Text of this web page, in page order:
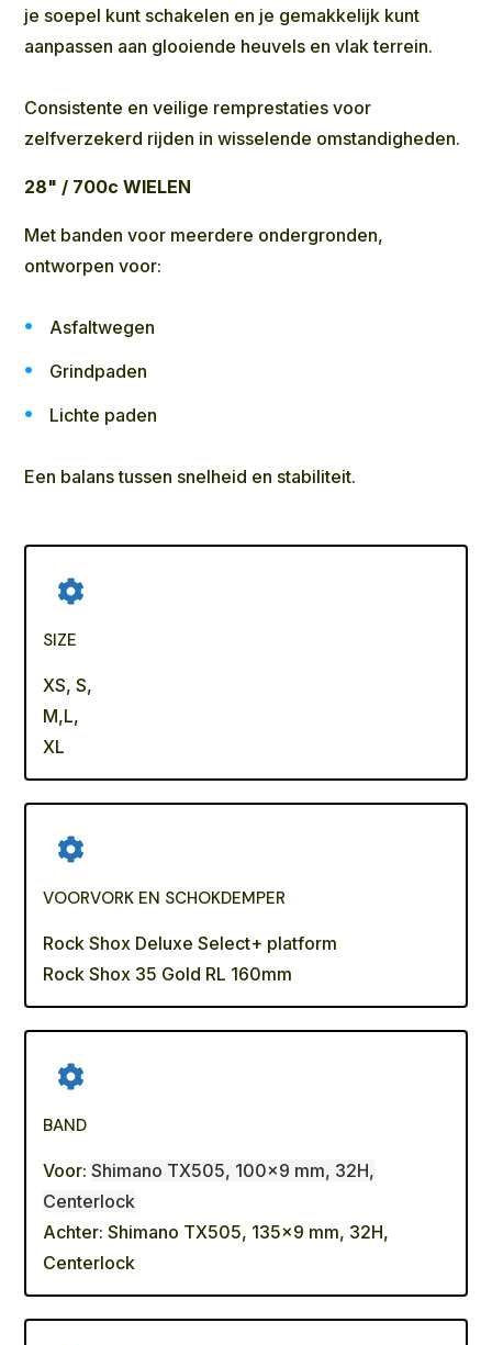
je soepel kunt schakelen en je gemakkelijk kunt
aanpassen aan glooiende heuvels en vlak terrein.
Consistente en veilige remprestaties voor
zelfverzekerd rijden in wisselende omstandigheden.
28" / 700c WIELEN
Met banden voor meerdere ondergronden,
ontworpen voor:
Asfaltwegen
Grindpaden
Lichte paden
Een balans tussen snelheid en stabiliteit.
SIZE
XS, S,
M,L,
XL
VOORVORK EN SCHOKDEMPER
Rock Shox Deluxe Select+ platform
Rock Shox 35 Gold RL 160mm
BAND
Voor:Shimano TX505, 100x9 mm, 32H,
Centerlock
Achter: Shimano TX505, 135x9 mm, 32H,
Centerlock